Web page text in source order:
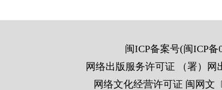
闽ICP备案号(闽ICP备
网络出版服务许可证 （署）网
网络文化经营许可证 闽网文